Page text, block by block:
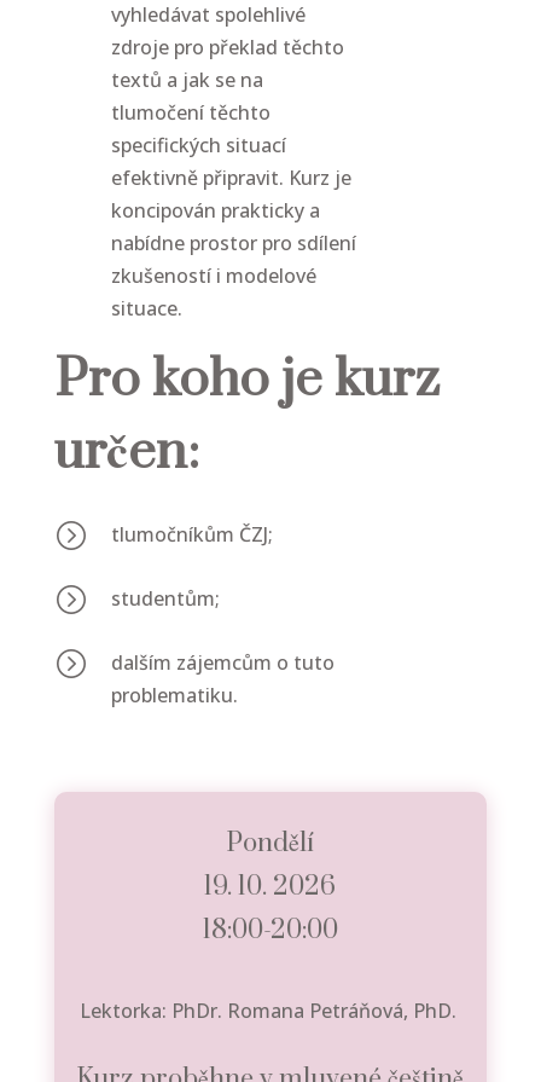
vyhledávat spolehlivé
zdroje pro překlad těchto
textů a jak se na
tlumočení těchto
specifických situací
efektivně připravit. Kurz je
koncipován prakticky a
nabídne prostor pro sdílení
zkušeností i modelové
situace.
Pro koho je kurz
určen:
= tlumočníkům ČZJ;
= studentům;
=
dalším zájemcům o tuto
problematiku.
Pondělí
19. 10. 2026
18:00-20:00
Lektorka: PhDr. Romana Petráňová, PhD.